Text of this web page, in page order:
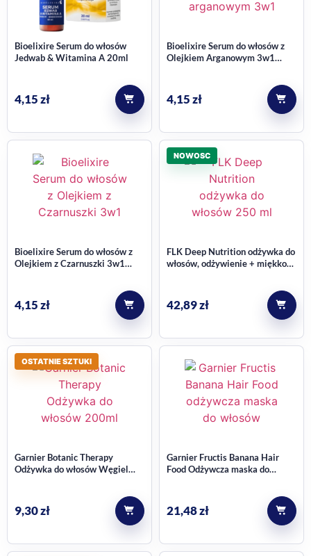
Bioelixire Serum do włosów
Jedwab & Witamina A 20ml
4,15zł
Bioelixire Serum do włosów z
Olejkiem Arganowym 3w1
4,15zł
Bioelixire Serum do włosów z
Olejkiem z Czarnuszki 3w1
4,15zł
NOWOSC
FLK Deep Nutrition odżywka do
włosów, odżywienie + miękkość
42,89zł
OSTATNIE SZTUKI
Garnier Botanic Therapy
Odżywka do włosów Węgiel
9,30zł
Garnier Fructis Banana Hair
Food Odżywcza maska do
21,48zł